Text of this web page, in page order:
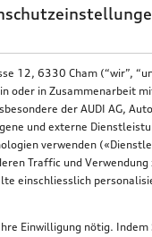
12, 6330 Cham (“wir”,
oder in Zusammenarbeit
der AUDI AG,
und externe
verwenden
Traffic und Verwendung
einschliesslich
Einwilligung nötig. Indem